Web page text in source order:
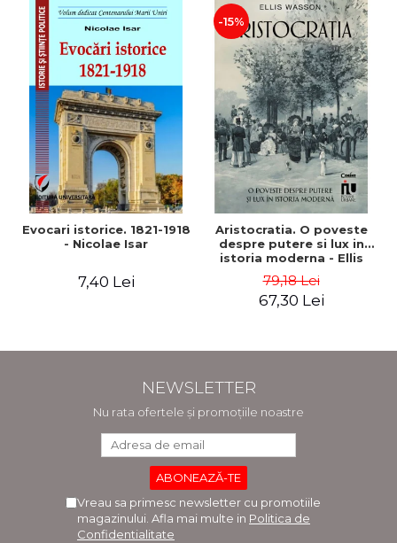
Evocari istorice. 1821-1918
- Nicolae Isar
7,40 Lei
-15%
Aristocratia. O poveste
despre putere si lux in
istoria moderna - Ellis
Wasson
79,18 Lei
67,30 Lei
NEWSLETTER
Nu rata ofertele și promoțiile noastre
Vreau sa primesc newsletter cu promotiile
magazinului. Afla mai multe in Politica de
Confidentialitate